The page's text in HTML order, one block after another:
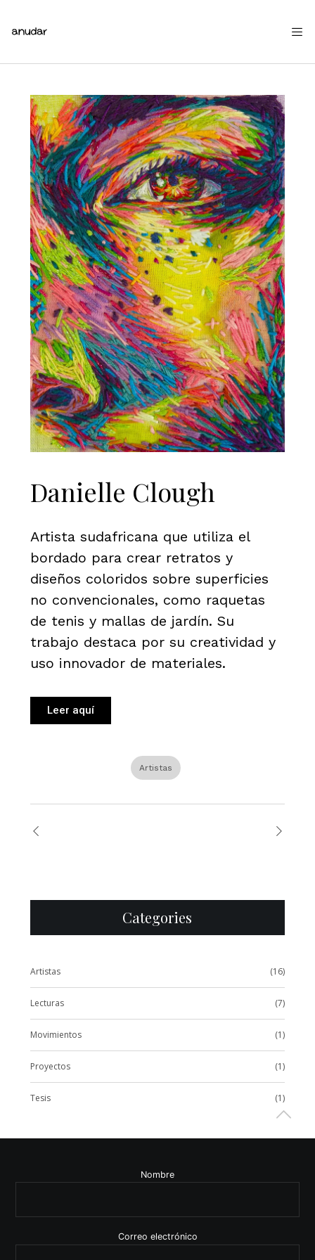
Danielle Clough
Artista sudafricana que utiliza el
bordado para crear retratos y
diseños coloridos sobre superficies
no convencionales, como raquetas
de tenis y mallas de jardín. Su
trabajo destaca por su creatividad y
uso innovador de materiales.
Leer aquí
Artistas
Categories
Artistas (16)
Lecturas (7)
Movimientos (1)
Proyectos (1)
Tesis (1)
Nombre
Correo electrónico